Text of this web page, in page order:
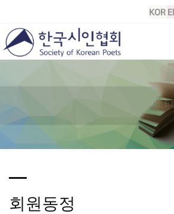
시인협
회원동정